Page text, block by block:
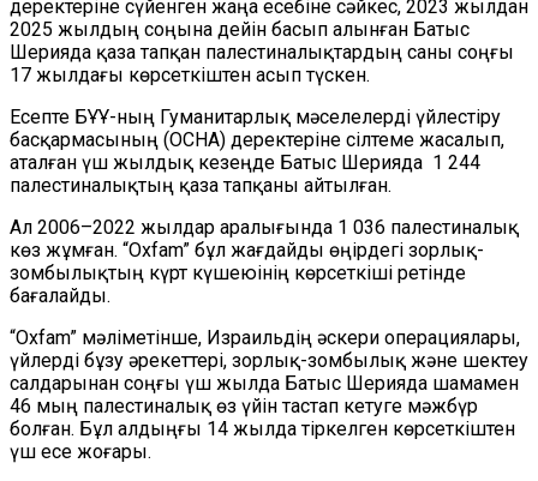
деректеріне сүйенген жаңа есебіне сәйкес, 2023 жылдан
2025 жылдың соңына дейін басып алынған Батыс
Шерияда қаза тапқан палестиналықтардың саны соңғы
17 жылдағы көрсеткіштен асып түскен.
Есепте БҰҰ-ның Гуманитарлық мәселелерді үйлестіру
басқармасының (OCHA) деректеріне сілтеме жасалып,
аталған үш жылдық кезеңде Батыс Шерияда 1 244
палестиналықтың қаза тапқаны айтылған.
Ал 2006–2022 жылдар аралығында 1 036 палестиналық
көз жұмған. “Oxfam” бұл жағдайды өңірдегі зорлық-
зомбылықтың күрт күшеюінің көрсеткіші ретінде
бағалайды.
“Oxfam” мәліметінше, Израильдің әскери операциялары,
үйлерді бұзу әрекеттері, зорлық-зомбылық және шектеу
салдарынан соңғы үш жылда Батыс Шерияда шамамен
46 мың палестиналық өз үйін тастап кетуге мәжбүр
болған. Бұл алдыңғы 14 жылда тіркелген көрсеткіштен
үш есе жоғары.